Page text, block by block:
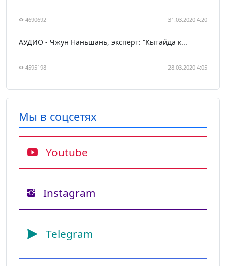
4690692 31.03.2020 4:20
АУДИО - Чжун Наньшань, эксперт: “Кытайда к...
4595198 28.03.2020 4:05
Мы в соцсетях
Youtube
Instagram
Telegram